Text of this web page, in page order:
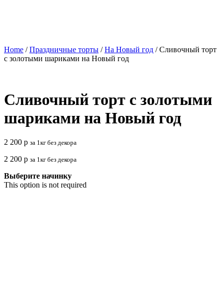
Home /Праздничные торты /На Новый год / Сливочный торт
с золотыми шариками на Новый год
Сливочный торт с золотыми
шариками на Новый год
2 200 р за 1кг без декора
2 200 р за 1кг без декора
Выберите начинку
This option is not required